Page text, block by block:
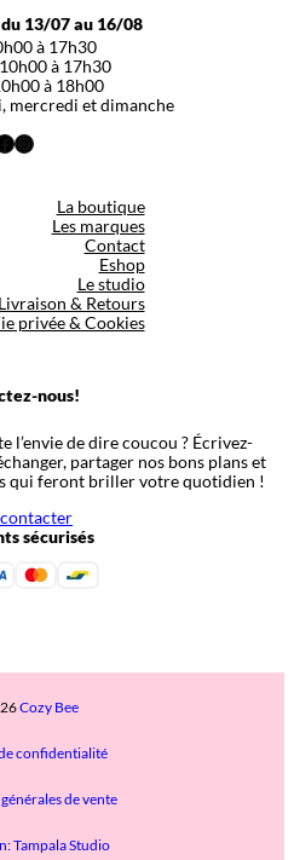
13/07 au 16/08
à 17h30
à 17h30
à 18h00
mercredi et dimanche
Instagram
La boutique
Les marques
Contact
Eshop
Le studio
Livraison & Retours
privée & Cookies
nous!
l’envie de dire coucou ? Écrivez-
partager nos bons plans et
qui feront briller votre quotidien !
sécurisés
Cozy Bee
confidentialité
de vente
Tampala Studio